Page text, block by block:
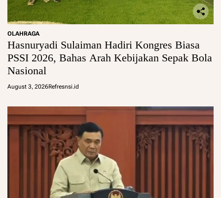
OLAHRAGA
Hasnuryadi Sulaiman Hadiri Kongres Biasa
PSSI 2026, Bahas Arah Kebijakan Sepak Bola
Nasional
August 3, 2026Refresnsi.id